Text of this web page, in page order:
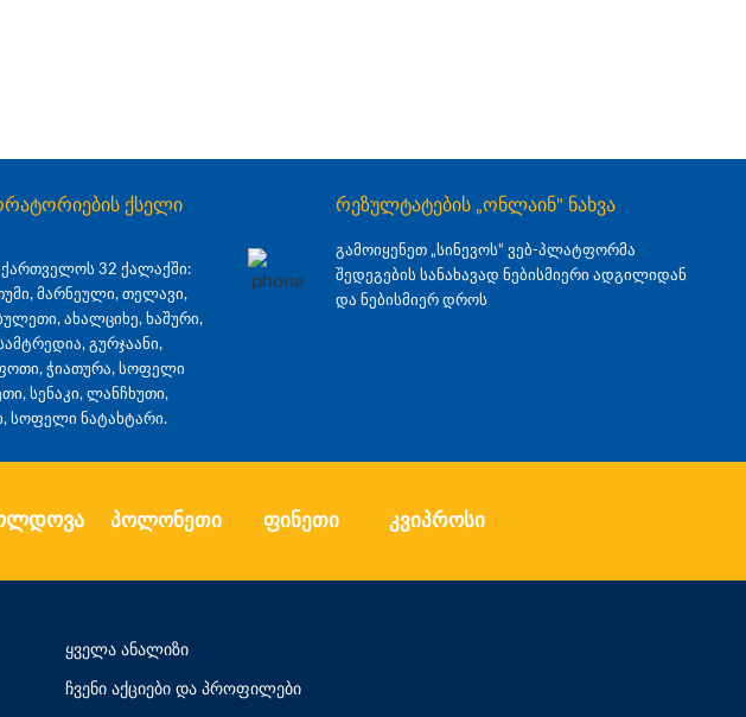
ქსელი
32 ქალაქში:
მარნეული, თელავი,
ახალციხე, ხაშური,
გურჯაანი,
ჭიათურა, სოფელი
სენაკი, ლანჩხუთი,
სოფელი ნატახტარი.
რეზულტატების „ონლაინ" ნახვა
გამოიყენეთ „სინევოს“ ვებ-პლატფორმა
შედეგების სანახავად ნებისმიერი ადგილიდან
და ნებისმიერ დროს
პოლონეთი ფინეთი კვიპროსი
ყველა ანალიზი
ჩვენი აქციები და პროფილები